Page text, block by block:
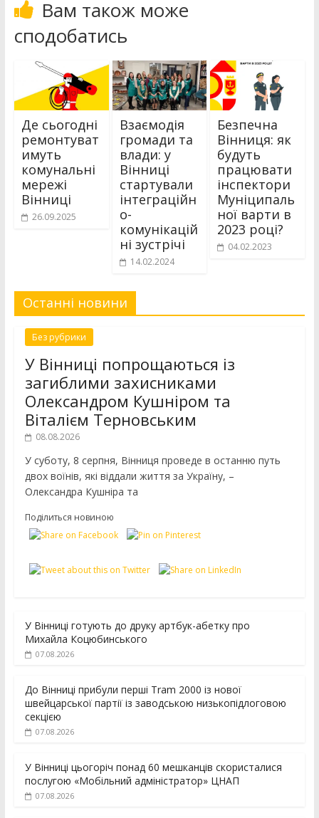
Вам також може
сподобатись
Де сьогодні
ремонтуват
имуть
комунальні
мережі
Вінниці
26.09.2025
Взаємодія
громади та
влади: у
Вінниці
стартували
інтеграційн
о-
комунікацій
ні зустрічі
14.02.2024
Безпечна
Вінниця: як
будуть
працювати
інспектори
Муніципаль
ної варти в
2023 році?
04.02.2023
Останні новини
Без рубрики
У Вінниці попрощаються із
загиблими захисниками
Олександром Кушніром та
Віталієм Терновським
08.08.2026
У суботу, 8 серпня, Вінниця проведе в останню путь
двох воїнів, які віддали життя за Україну, –
Олександра Кушніра та
Поділиться новиною
У Вінниці готують до друку артбук-абетку про
Михайла Коцюбинського
07.08.2026
До Вінниці прибули перші Tram 2000 із нової
швейцарської партії із заводською низькопідлоговою
секцією
07.08.2026
У Вінниці цьогоріч понад 60 мешканців скористалися
послугою «Мобільний адміністратор» ЦНАП
07.08.2026